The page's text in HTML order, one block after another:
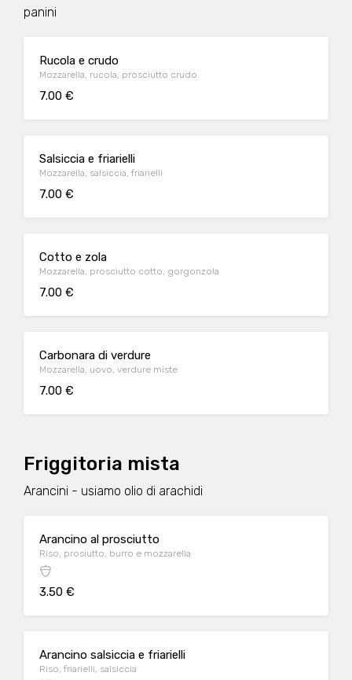
panini
Rucola e crudo
Mozzarella, rucola, prosciutto crudo
7.00 €
Salsiccia e friarielli
Mozzarella, salsiccia, friarielli
7.00 €
Cotto e zola
Mozzarella, prosciutto cotto, gorgonzola
7.00 €
Carbonara di verdure
Mozzarella, uovo, verdure miste
7.00 €
Friggitoria mista
Arancini - usiamo olio di arachidi
Arancino al prosciutto
Riso, prosiutto, burro e mozzarella
3.50 €
Arancino salsiccia e friarielli
Riso, friarielli, salsiccia